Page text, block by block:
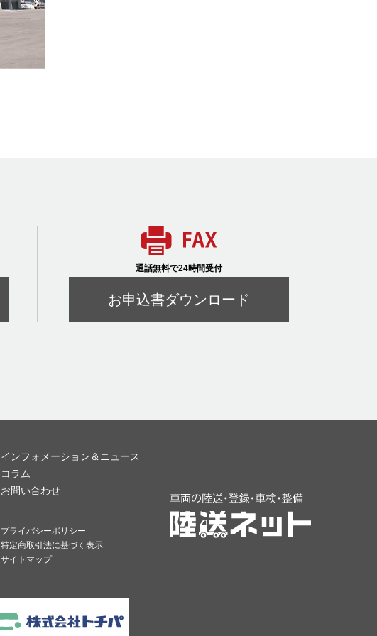
通話無料で24時間受付
お申込書ダウンロード
インフォメーション＆ニュース
コラム
お問い合わせ
プライバシーポリシー
特定商取引法に基づく表示
サイトマップ